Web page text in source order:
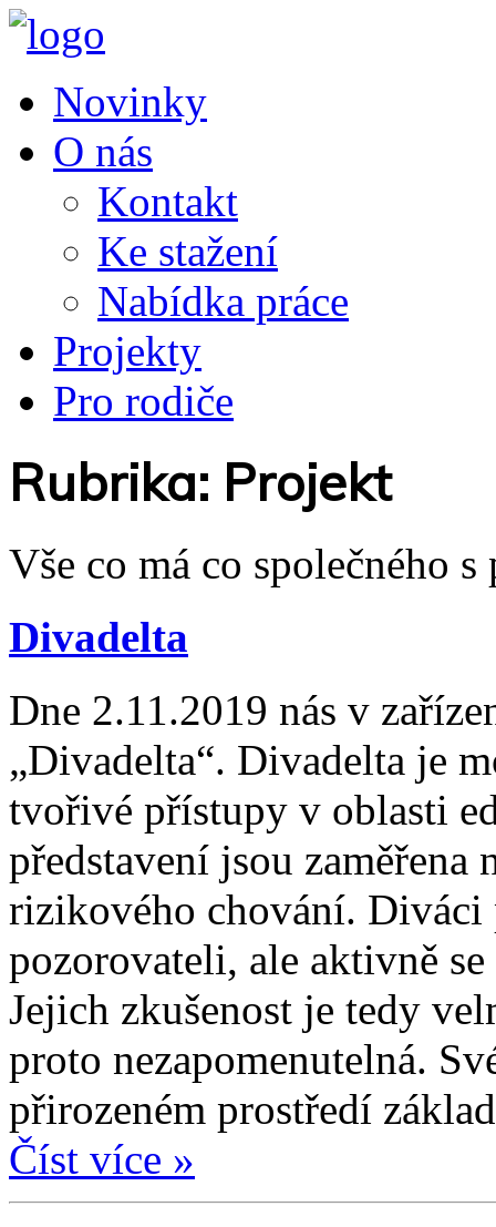
Novinky
O nás
Kontakt
Ke stažení
Nabídka práce
Projekty
Pro rodiče
Rubrika: Projekt
Vše co má co společného
Divadelta
Dne 2.11.2019 nás v
„Divadelta“. Divadelta je
tvořivé přístupy v oblasti
představení jsou
rizikového chování. Diváci
pozorovateli, ale aktivně
Jejich zkušenost je tedy
proto nezapomenutelná.
přirozeném prostředí
Číst více »